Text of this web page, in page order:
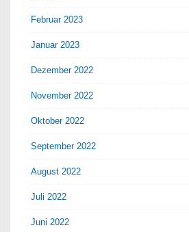
Februar 2023
Januar 2023
Dezember 2022
November 2022
Oktober 2022
September 2022
August 2022
Juli 2022
Juni 2022